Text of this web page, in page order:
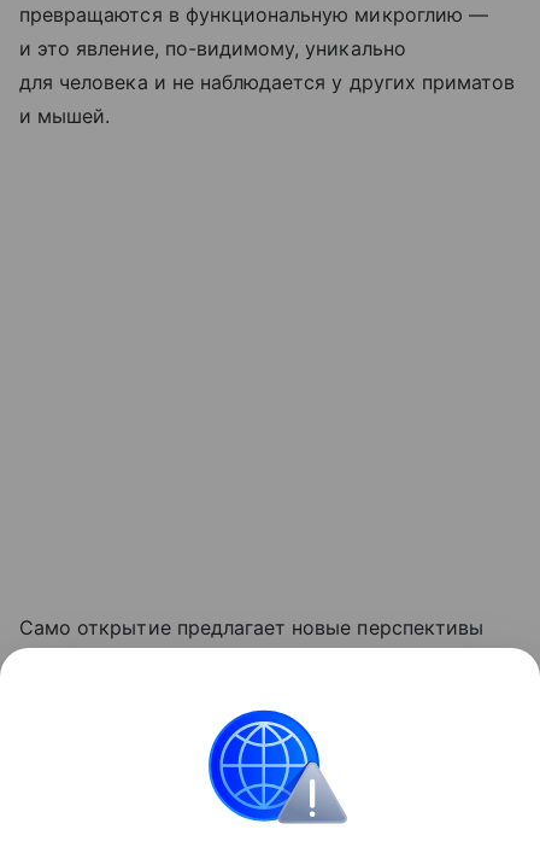
превращаются в функциональную микроглию —
и это явление, по-видимому, уникально
для человека и не наблюдается у других приматов
и мышей.
Само открытие предлагает новые перспективы
Ранее мы рассказывали, как ученые
мелодии по сигналам мозга.